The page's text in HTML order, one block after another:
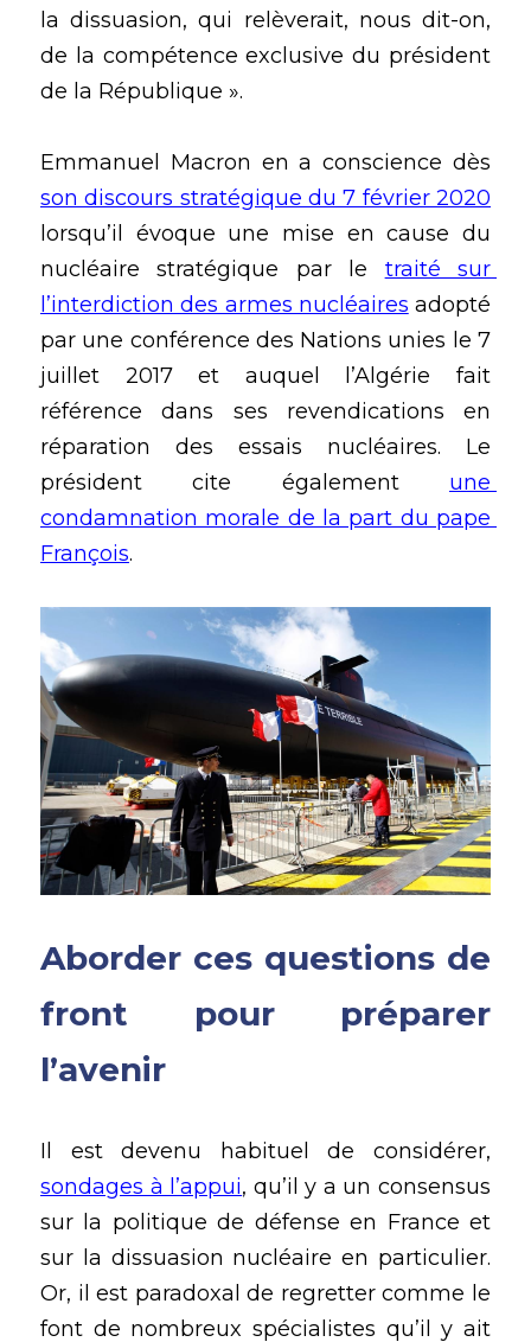
la dissuasion, qui relèverait, nous dit-on,
de la compétence exclusive du président
de la République ».
son discours stratégique du 7 février 2020
lorsqu’il évoque une mise en cause du
nucléaire stratégique par le traité sur
l’interdiction des armes nucléaires adopté
par une conférence des Nations unies le 7
juillet 2017 et auquel l’Algérie fait
référence dans ses revendications en
réparation des essais nucléaires. Le
président cite également une
condamnation morale de la part du pape
François.
Aborder ces questions de
front pour préparer
l’avenir
sondages à l’appui, qu’il y a un consensus
sur la politique de défense en France et
sur la dissuasion nucléaire en particulier.
Or, il est paradoxal de regretter comme le
font de nombreux spécialistes qu’il y ait